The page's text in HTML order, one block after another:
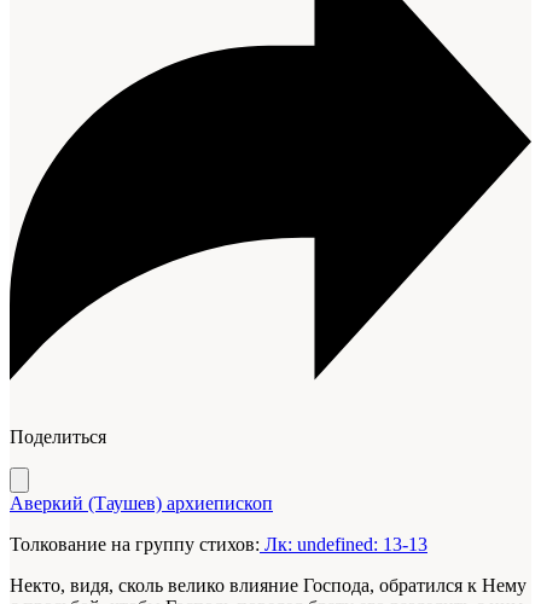
Поделиться
Аверкий (Таушев) архиепископ
Толкование на группу стихов: Лк: undefined: 13-13
Некто, видя, сколь велико влияние Господа, обратился к Нему